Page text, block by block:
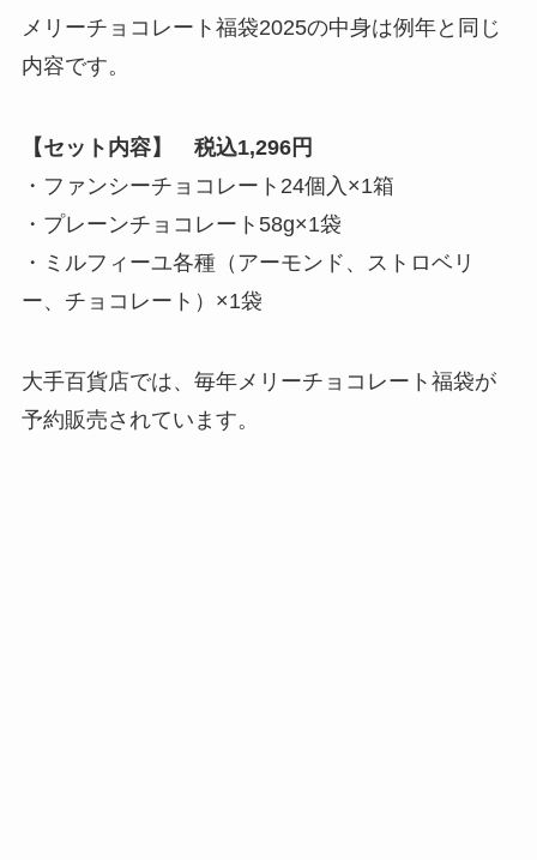
メリーチョコレート福袋2025の中身は例年と同じ
内容です。
【セット内容】 税込1,296円
・ファンシーチョコレート24個入×1箱
・プレーンチョコレート58g×1袋
・ミルフィーユ各種（アーモンド、ストロベリ
ー、チョコレート）×1袋
大手百貨店では、毎年メリーチョコレート福袋が
予約販売されています。